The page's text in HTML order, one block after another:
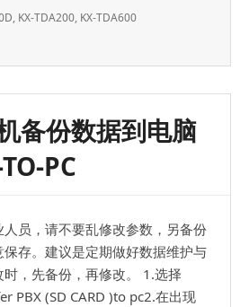
, KX-TDA200, KX-TDA600
备份数据到电脑
PC
员，请不要乱修改参数，另备份
存。建议是定期做好数据维护与
，先备份，再修改。 1.选择
PBX (SD CARD )to pc2.在出现